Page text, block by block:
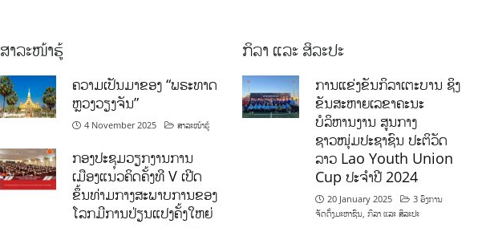
ສາລະໜ້າຮູ້
ຄວາມເປັນມາຂອງ “ພຣະທາດ
ຫຼວງວຽງຈັນ”
4 November 2025 ສາລະໜ້າຮູ້
ກອງປະຊຸມວຽກງານການ
ເມືອງແນວຄິດຄັ້ງທີ V ເປີດ
ຂຶ້ນທ່າມກາງສະພາບການຂອງ
ໂລກມີການປ່ຽນແປງຄັ້ງໃຫຍ່
ກິລາ ແລະ ສິລະປະ
ການແຂ່ງຂັນກິລາເຕະບານ ຊິງ
ຂັນສະຫາຍເລຂາຄະນະ
ບໍລິຫານງານ ສູນກາງ
ຊາວໜຸ່ມປະຊາຊົນ ປະຕິວັດ
ລາວ Lao Youth Union
Cup ປະຈຳປີ 2024
20 January 2025
3 ອົງການ
ຈັດຕັ້ງມະຫາຊົນ, ກິລາ ແລະ ສິລະປະ